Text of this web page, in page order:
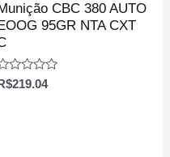
CBC 380 AUTO
EOOG 95GR NTA CXT
219.04